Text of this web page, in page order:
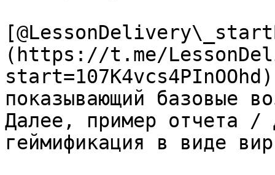
(https://t.me/
показывающий базовые
Далее, пример отчета /
геймификация в виде